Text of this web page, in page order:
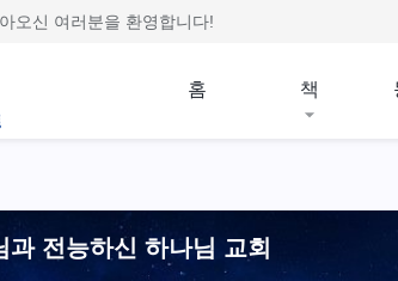
오신 여러분을 환영합니다!
홈 책
과 전능하신 하나님 교회